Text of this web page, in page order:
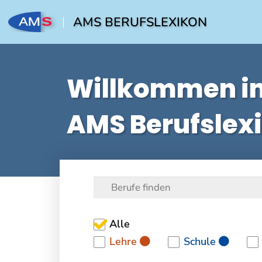
AMS BERUFSLEXIKON
Willkommen
AMS
Alle
Lehre
Schule